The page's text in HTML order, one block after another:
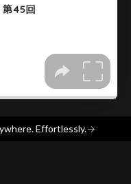
Effortlessly.→